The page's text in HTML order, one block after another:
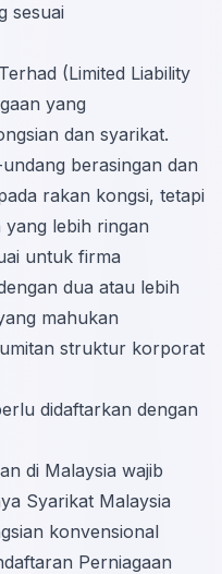
sesuai
(Limited Liability
yang
dan syarikat.
berasingan dan
rakan kongsi, tetapi
lebih ringan
untuk firma
dua atau lebih
mahukan
struktur korporat
didaftarkan dengan
di Malaysia wajib
Syarikat Malaysia
konvensional
Perniagaan